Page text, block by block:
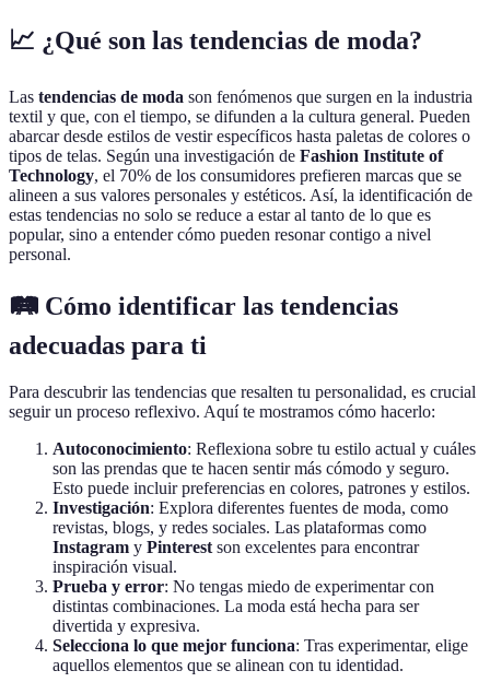
📈 ¿Qué son las tendencias de moda?
Las tendencias de moda son fenómenos que surgen en la industria
textil y que, con el tiempo, se difunden a la cultura general. Pueden
abarcar desde estilos de vestir específicos hasta paletas de colores o
tipos de telas. Según una investigación de Fashion Institute of
Technology, el 70% de los consumidores prefieren marcas que se
alineen a sus valores personales y estéticos. Así, la identificación de
estas tendencias no solo se reduce a estar al tanto de lo que es
popular, sino a entender cómo pueden resonar contigo a nivel
personal.
🛤️ Cómo identificar las tendencias
adecuadas para ti
Para descubrir las tendencias que resalten tu personalidad, es crucial
seguir un proceso reflexivo. Aquí te mostramos cómo hacerlo:
Autoconocimiento: Reflexiona sobre tu estilo actual y cuáles
son las prendas que te hacen sentir más cómodo y seguro.
Esto puede incluir preferencias en colores, patrones y estilos.
Investigación: Explora diferentes fuentes de moda, como
revistas, blogs, y redes sociales. Las plataformas como
Instagram y Pinterest son excelentes para encontrar
inspiración visual.
Prueba y error: No tengas miedo de experimentar con
distintas combinaciones. La moda está hecha para ser
divertida y expresiva.
Selecciona lo que mejor funciona: Tras experimentar, elige
aquellos elementos que se alinean con tu identidad.